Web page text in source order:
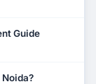
Guide
Noida?